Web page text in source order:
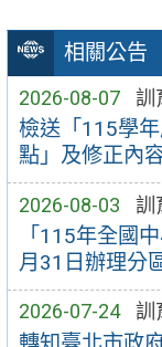
相關公告
2026-08-07 訓
檢送「115學
點」及修正內
2026-08-03 訓
「115年全國
月31日辦理分
2026-07-24 訓